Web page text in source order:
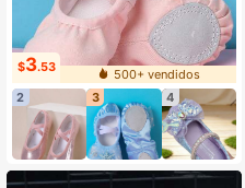
$3.53
500+ vendidos
2
3 4